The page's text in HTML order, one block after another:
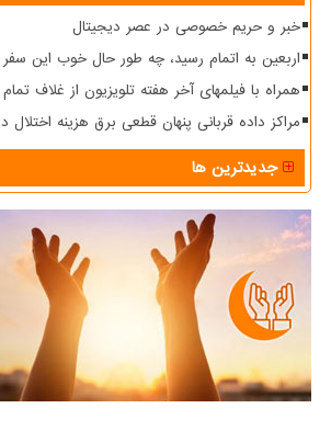
خبر و حریم خصوصی در عصر دیجیتال
اربعین به اتمام رسید، چه طور حال خوب این سفر
همراه با فیلمهای آخر هفته تلویزیون از غلاف
مراکز داده قربانی پنهان قطعی برق هزینه اختلال
جدیدترین ها